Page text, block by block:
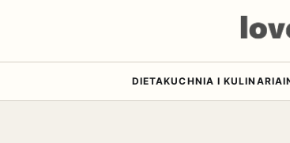
DIETAKUCHNIA I KULINARIA